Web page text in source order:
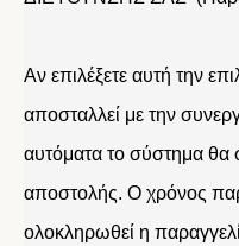
Αν επιλέξετε αυτή την
αποσταλλεί με την
αυτόματα το σύστημα θα
αποστολής. Ο χρόνος
ολοκληρωθεί η